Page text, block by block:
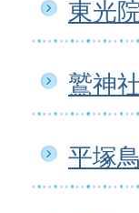
東光
鷲神
平塚